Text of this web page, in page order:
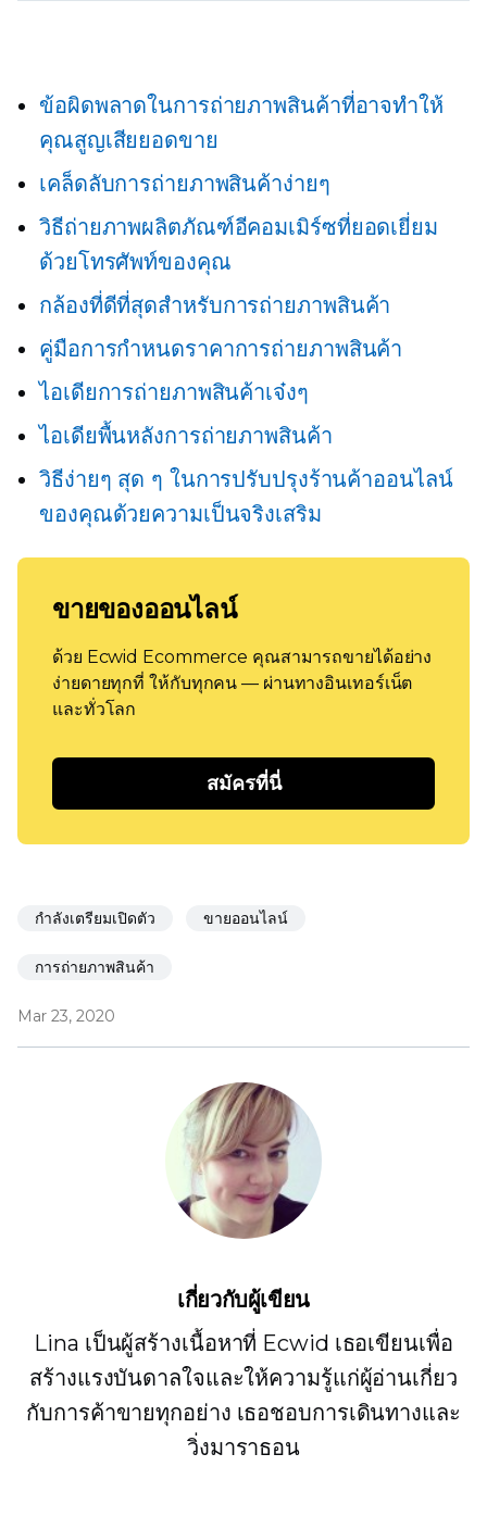
ข้อผิดพลาดในการถ่ายภาพสินค้าที่อาจทำให้
คุณสูญเสียยอดขาย
เคล็ดลับการถ่ายภาพสินค้าง่ายๆ
วิธีถ่ายภาพผลิตภัณฑ์อีคอมเมิร์ซที่ยอดเยี่ยม
ด้วยโทรศัพท์ของคุณ
กล้องที่ดีที่สุดสำหรับการถ่ายภาพสินค้า
คู่มือการกำหนดราคาการถ่ายภาพสินค้า
ไอเดียการถ่ายภาพสินค้าเจ๋งๆ
ไอเดียพื้นหลังการถ่ายภาพสินค้า
วิธีง่ายๆ สุด ๆ ในการปรับปรุงร้านค้าออนไลน์
ของคุณด้วยความเป็นจริงเสริม
ขายของออนไลน์
ด้วย Ecwid Ecommerce คุณสามารถขายได้อย่าง
ง่ายดายทุกที่ ให้กับทุกคน — ผ่านทางอินเทอร์เน็ต
และทั่วโลก
สมัครที่นี่
กำลังเตรียมเปิดตัว ขายออนไลน์
การถ่ายภาพสินค้า
Mar 23, 2020
เกี่ยวกับผู้เขียน
Lina เป็นผู้สร้างเนื้อหาที่ Ecwid เธอเขียนเพื่อ
สร้างแรงบันดาลใจและให้ความรู้แก่ผู้อ่านเกี่ยว
กับการค้าขายทุกอย่าง เธอชอบการเดินทางและ
วิ่งมาราธอน